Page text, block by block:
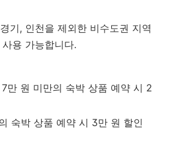
기, 인천을 제외한 비수도권 지역
용 가능합니다.
만 원 미만의 숙박 상품 예약 시 2
숙박 상품 예약 시 3만 원 할인